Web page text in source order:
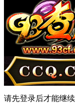
请先登录后才能继